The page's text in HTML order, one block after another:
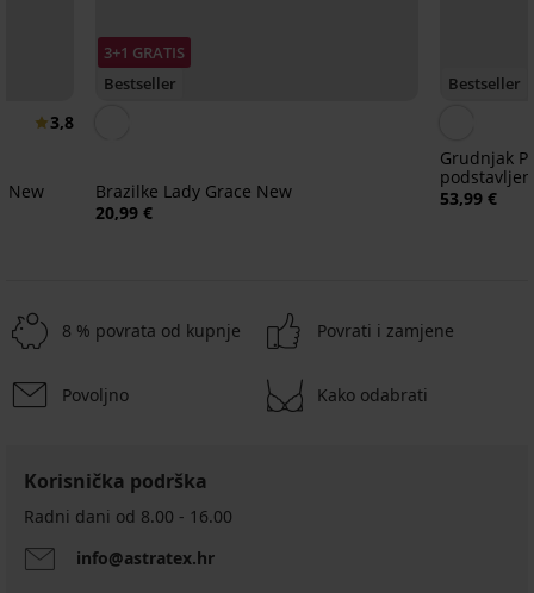
3,8
New
3+1 GRATIS
Bestseller
Brazilke Lady Grace New
20,99 €
Bestseller
Grudnjak
53,99 €
8 % povrata od kupnje Povrati i zamjene
Povoljno Kako odabrati
Korisnička podrška
Radni dani od 8.00 - 16.00
info@astratex.hr